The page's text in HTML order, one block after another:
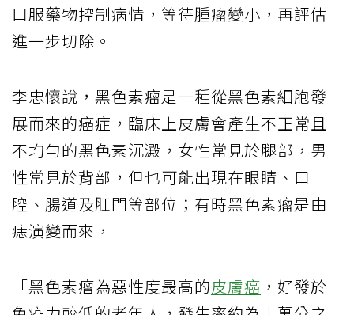
口服藥物控制病情，等待腫瘤變小，再評估
進一步切除。
李忠懷說，黑色素瘤是一種從黑色素細胞發
展而來的癌症，臨床上皮膚會產生不正常且
不均勻的黑色素沉澱，女性常見於腿部，男
性常見於背部，但也可能出現在眼睛、口
腔、腸道及肛門等部位；有時黑色素瘤是由
痣演變而來，
「黑色素瘤為惡性度最高的皮膚癌 ，好發於